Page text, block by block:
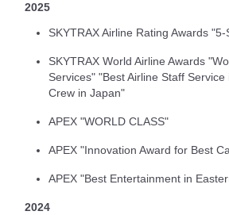
2025
SKYTRAX Airline Rating Awards "5-
SKYTRAX World Airline Awards
Services" "Best Airline Staff Service
Crew in Japan"
APEX "WORLD CLASS"
APEX "Innovation Award for Best
APEX "Best Entertainment in
2024